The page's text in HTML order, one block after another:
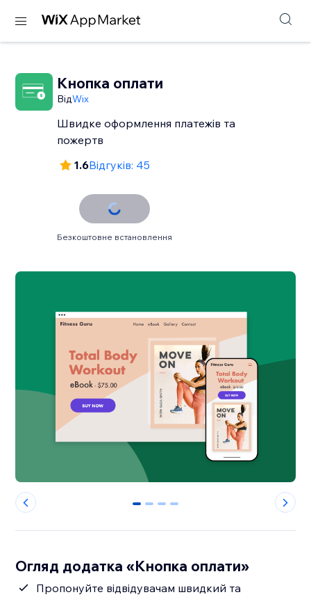
Кнопка оплати
ВідWix
Швидке оформлення платежів та
пожертв
1.6Відгуків: 45
Безкоштовне встановлення
0 1 2 3
Огляд додатка «Кнопка оплати»
Пропонуйте відвідувачам швидкий та